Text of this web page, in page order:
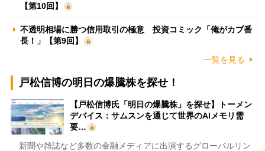
【第10回】
不透明相場に勝つ信用取引の極意 投資コミック「俺がカブ番
長！」【第9回】
一覧を見る
戸松信博の明日の爆騰株を探せ！
【戸松信博氏「明日の爆騰株」を探せ】トーメン
デバイス：サムスンを通じて世界のAIメモリ需
要…
新聞や雑誌など多数の金融メディアに出演するグローバルリン